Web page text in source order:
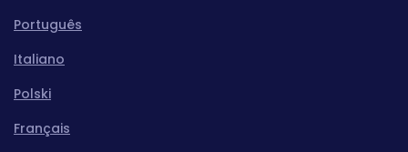
Português
Italiano
Polski
Français